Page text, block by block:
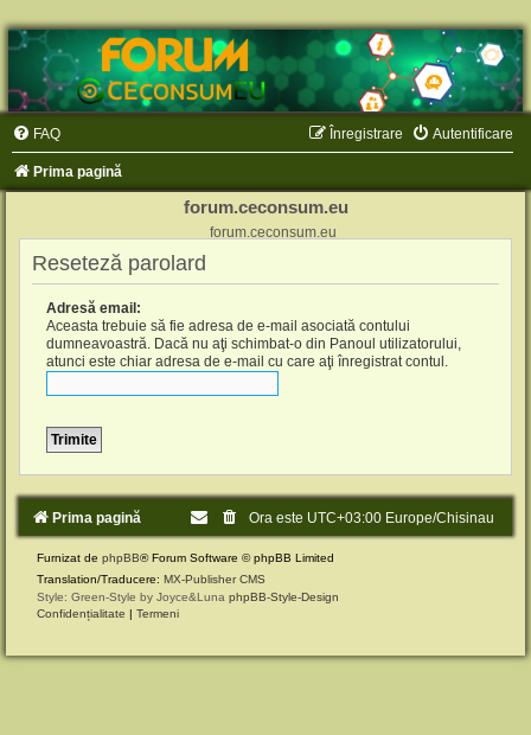
FAQ Autentificare
Înregistrare
Prima pagină
forum.ceconsum.eu
forum.ceconsum.eu
Reseteză parolard
Adresă email:
Aceasta trebuie să fie adresa de e-mail asociată contului
dumneavoastră. Dacă nu aţi schimbat-o din Panoul utilizatorului,
atunci este chiar adresa de e-mail cu care aţi înregistrat contul.
Prima pagină Ora este UTC+03:00 Europe/Chisinau
Furnizat de phpBB® Forum Software © phpBB Limited
Translation/Traducere: MX-Publisher CMS
Style: Green-Style by Joyce&Luna phpBB-Style-Design
Confidențialitate | Termeni